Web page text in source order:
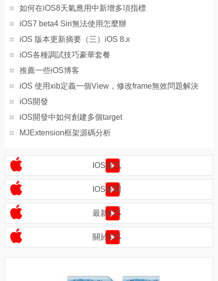
如何在iOS8天氣應用中新增多項指標
iOS7 beta4 Siri無法使用怎麼辦
iOS 版本更新摘要（三）iOS 8.x
iOS各種調試技巧豪華套餐
推薦一些iOS博客
iOS 使用xib定義一個View，修改frame無效問題解決
iOS開發
iOS開發中如何創建多個target
MJExtension框架源碼分析
IOS資訊
IOS新聞
最新IOS
關於IOS